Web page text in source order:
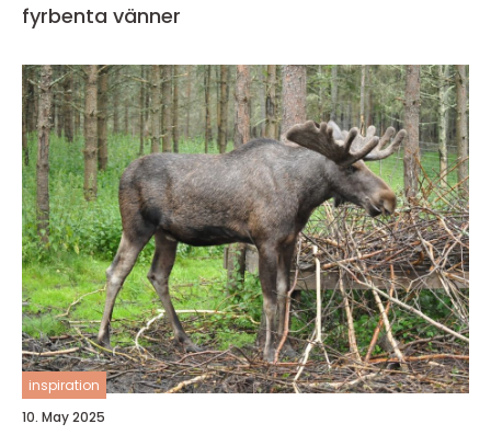
fyrbenta vänner
inspiration
10. May 2025